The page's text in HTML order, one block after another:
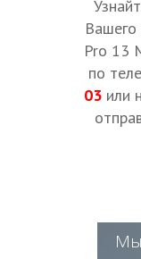
Вашего
Pro 13
по
03 или